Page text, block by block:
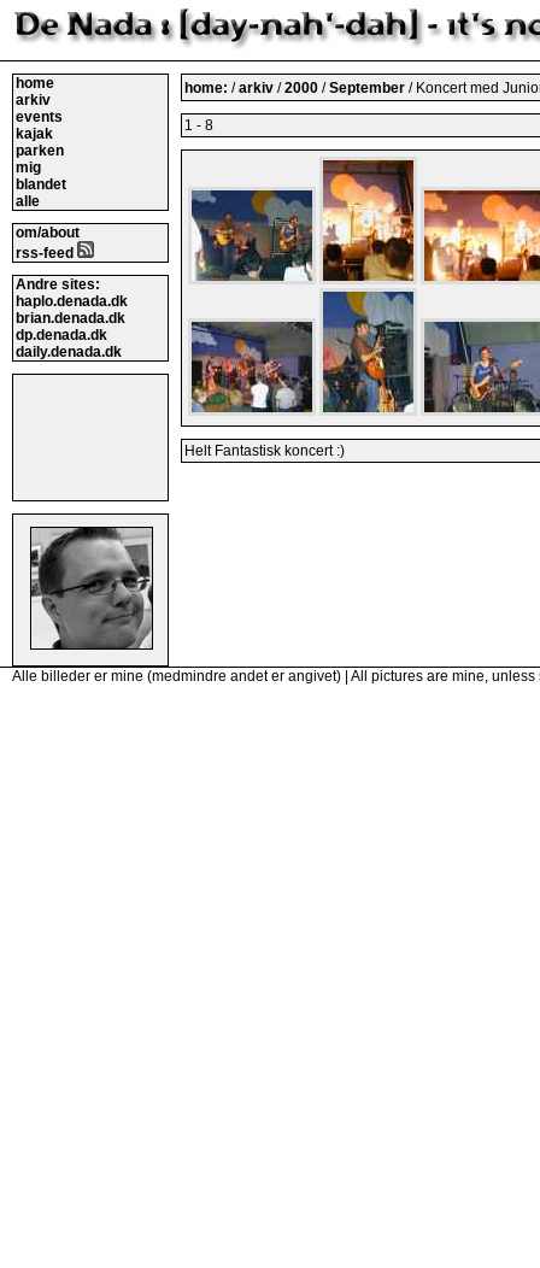
home
arkiv
events
kajak
parken
mig
blandet
alle
om/about
rss-feed
Andre sites:
haplo.denada.dk
brian.denada.dk
dp.denada.dk
daily.denada.dk
home: /arkiv /2000 /September / Koncert med
1 - 8
Helt Fantastisk koncert :)
Alle billeder er mine (medmindre andet er angivet) | All pictures are mine,